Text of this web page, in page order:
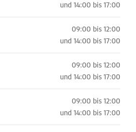
und 14:00 bis 17:00
09:00 bis 12:00
und 14:00 bis 17:00
09:00 bis 12:00
und 14:00 bis 17:00
09:00 bis 12:00
und 14:00 bis 17:00